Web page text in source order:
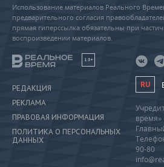
Использование материалов Реального
предварительного согласия
прямая гиперссылка обязательны при
воспроизведении материалов.
18+
РЕДАКЦИЯ
РЕКЛАМА
ПРАВОВАЯ ИНФОРМАЦИЯ
ПОЛИТИКА О ПЕРСОНАЛЬНЫХ
ДАННЫХ
RU
время»
90-80